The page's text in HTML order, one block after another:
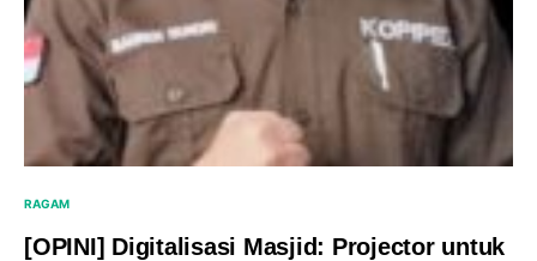
RAGAM
[OPINI] Digitalisasi Masjid: Projector untuk